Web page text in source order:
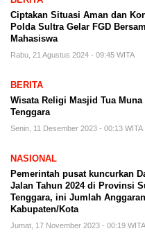
Ciptakan Situasi Aman dan
Polda Sultra Gelar FGD
Mahasiswa
Rabu, 21 Agustus 2024 - 09:45 WITA
BERITA
Wisata Religi Masjid Tua Muna
Tenggara
Senin, 11 Desember 2023 - 00:13 WITA
NASIONAL
Pemerintah pusat kuncurkan
Jalan Tahun 2024 di Provinsi
Tenggara, ini Jumlah
Kabupaten/Kota
Jumat, 17 November 2023 - 00:19 WITA